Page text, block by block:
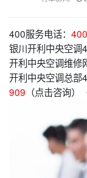
400服务电话：
银川开利中央空调
开利中央空调维修
开利中央空调总部
909 （点击咨询）